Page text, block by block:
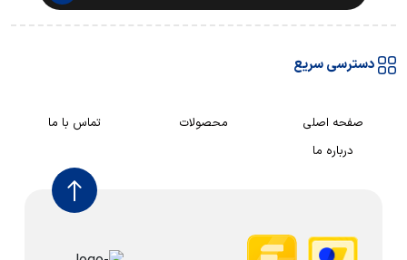
دسترسی سریع
صفحه اصلی محصولات
تماس با ما
درباره ما